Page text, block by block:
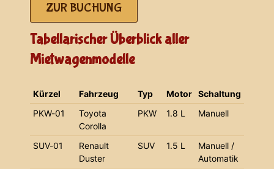
ZUR BUCHUNG
Tabellarischer Überblick aller
Mietwagenmodelle
Kürzel Fahrzeug Typ Motor Schaltung
PKW-01
Toyota
Corolla
PKW 1.8 L Manuell
SUV-01
Renault
Duster
SUV 1.5 L
Manuell /
Automatik